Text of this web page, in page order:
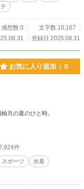
感想数 0
文字数 10,167
登録日 2025.08.31
お気に入り追加 0
月の夏のひと時。
件
スポーツ
水着